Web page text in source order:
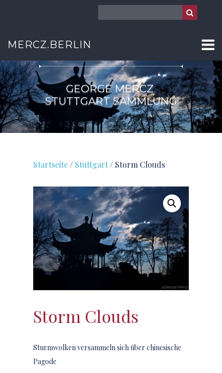
MERCZ.BERLINSTUTTGART
GEORGE MERCZ
STUTTGART SAMMLUNG
Startseite / Stuttgart / Storm Clouds
Storm Clouds
Sturmwolken versammeln sich über chinesische
Pagode